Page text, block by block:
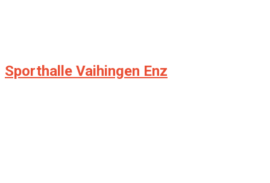
Sporthalle Vaihingen Enz